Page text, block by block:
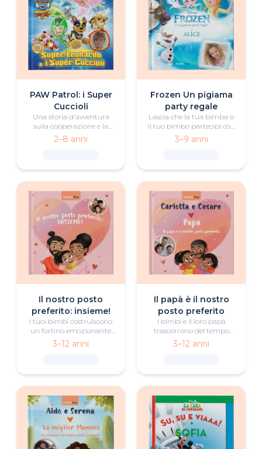
PAW Patrol: i Super
Cuccioli
Una storia d'avventura
sulla cooperazione e la
perseveranza con il piccolo
eroe e i Super Cuccioli dei
2–8 anni
Frozen Un pigiama
party regale
Lascia che la tua bimba o
il tuo bimbo partecipi con
Anna, Elsa e Olaf in un
favoloso pigiama party,
gioia di stare insieme.
3–9 anni
Il nostro posto
preferito: insieme!
I tuoi bimbi costruiscono
un fortino emozionante
insieme alla famiglia,
scoprendo attraverso il
nascono dall'amore e dallo
stare insieme.
3–12 anni
Il papà è il nostro
posto preferito
I bimbi e il loro papà
trascorrono del tempo
insieme costruendo un
rifugio emozionante,
che i posti più belli
nascono dall'amore e dalla
vicinanza.
3–12 anni